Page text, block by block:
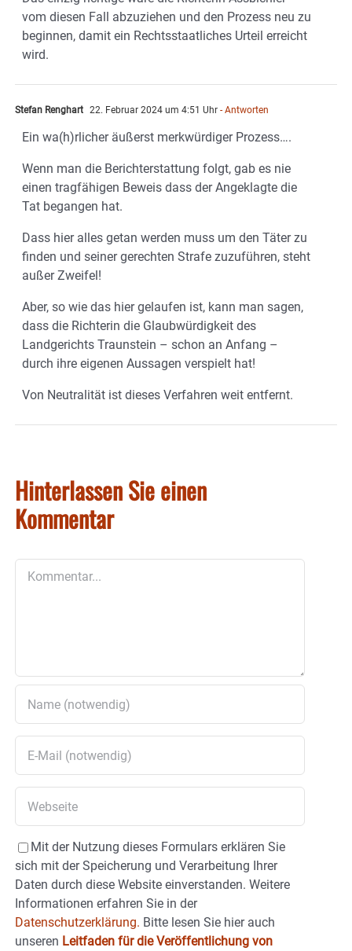
vom diesen Fall abzuziehen und den Prozess neu zu
beginnen, damit ein Rechtsstaatliches Urteil erreicht
wird.
Stefan Renghart 22. Februar 2024 um 4:51 Uhr - Antworten
Ein wa(h)rlicher äußerst merkwürdiger Prozess….
Wenn man die Berichterstattung folgt, gab es nie
einen tragfähigen Beweis dass der Angeklagte die
Tat begangen hat.
Dass hier alles getan werden muss um den Täter zu
finden und seiner gerechten Strafe zuzuführen, steht
außer Zweifel!
Aber, so wie das hier gelaufen ist, kann man sagen,
dass die Richterin die Glaubwürdigkeit des
Landgerichts Traunstein – schon an Anfang –
durch ihre eigenen Aussagen verspielt hat!
Von Neutralität ist dieses Verfahren weit entfernt.
Hinterlassen Sie einen
Kommentar
Mit der Nutzung dieses Formulars erklären Sie
sich mit der Speicherung und Verarbeitung Ihrer
Daten durch diese Website einverstanden. Weitere
Informationen erfahren Sie in der
Datenschutzerklärung. Bitte lesen Sie hier auch
unseren Leitfaden für die Veröffentlichung von